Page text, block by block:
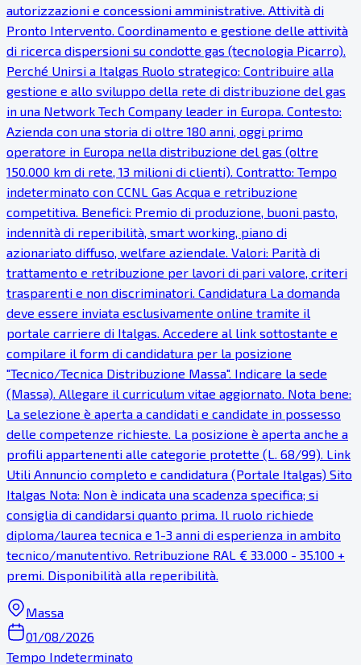
autorizzazioni e concessioni amministrative. Attività di
Pronto Intervento. Coordinamento e gestione delle attività
di ricerca dispersioni su condotte gas (tecnologia Picarro).
Perché Unirsi a Italgas Ruolo strategico: Contribuire alla
gestione e allo sviluppo della rete di distribuzione del gas
in una Network Tech Company leader in Europa. Contesto:
Azienda con una storia di oltre 180 anni, oggi primo
operatore in Europa nella distribuzione del gas (oltre
150.000 km di rete, 13 milioni di clienti). Contratto: Tempo
indeterminato con CCNL Gas Acqua e retribuzione
competitiva. Benefici: Premio di produzione, buoni pasto,
indennità di reperibilità, smart working, piano di
azionariato diffuso, welfare aziendale. Valori: Parità di
trattamento e retribuzione per lavori di pari valore, criteri
trasparenti e non discriminatori. Candidatura La domanda
deve essere inviata esclusivamente online tramite il
portale carriere di Italgas. Accedere al link sottostante e
compilare il form di candidatura per la posizione
"Tecnico/Tecnica Distribuzione Massa". Indicare la sede
(Massa). Allegare il curriculum vitae aggiornato. Nota bene:
La selezione è aperta a candidati e candidate in possesso
delle competenze richieste. La posizione è aperta anche a
profili appartenenti alle categorie protette (L. 68/99). Link
Utili Annuncio completo e candidatura (Portale Italgas) Sito
Italgas Nota: Non è indicata una scadenza specifica; si
consiglia di candidarsi quanto prima. Il ruolo richiede
diploma/laurea tecnica e 1-3 anni di esperienza in ambito
tecnico/manutentivo. Retribuzione RAL € 33.000 - 35.100 +
premi. Disponibilità alla reperibilità.
Massa
01/08/2026
Tempo Indeterminato